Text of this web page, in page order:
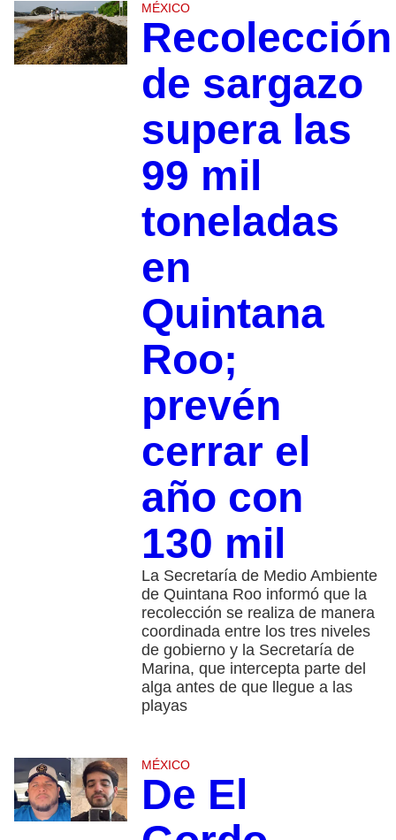
MÉXICO
Recolección
de sargazo
supera las
99 mil
toneladas
en
Quintana
Roo;
prevén
cerrar el
año con
130 mil
La Secretaría de Medio Ambiente
de Quintana Roo informó que la
recolección se realiza de manera
coordinada entre los tres niveles
de gobierno y la Secretaría de
Marina, que intercepta parte del
alga antes de que llegue a las
playas
MÉXICO
De El